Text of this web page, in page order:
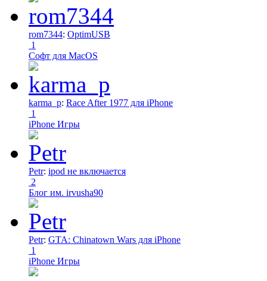
rom7344: OptimUSB
1
Софт для MacOS
karma_p: Race After 1977 для iPhone
1
iPhone Игры
Petr: ipod не включается
2
Блог им. irvusha90
Petr: GTA: Chinatown Wars для iPhone
1
iPhone Игры